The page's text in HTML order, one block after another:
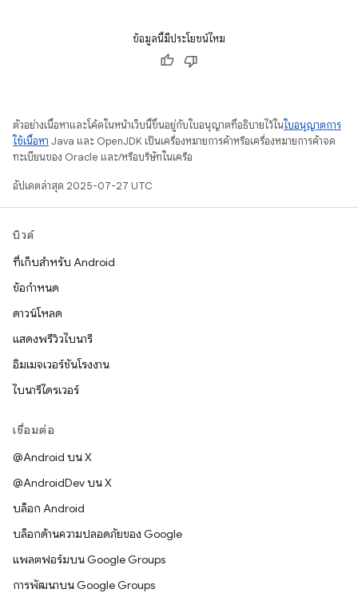
ข้อมูลนี้มีประโยชน์ไหม
ตัวอย่างเนื้อหาและโค้ดในหน้าเว็บนี้ขึ้นอยู่กับใบอนุญาตที่อธิบายไว้ในใบอนุญาตการ
ใช้เนื้อหา Java และ OpenJDK เป็นเครื่องหมายการค้าหรือเครื่องหมายการค้าจด
ทะเบียนของ Oracle และ/หรือบริษัทในเครือ
อัปเดตล่าสุด 2025-07-27 UTC
บิวด์
ที่เก็บสำหรับ Android
ข้อกำหนด
ดาวน์โหลด
แสดงพรีวิวไบนารี
อิมเมจเวอร์ชันโรงงาน
ไบนารีไดรเวอร์
เชื่อมต่อ
@Android บน X
@AndroidDev บน X
บล็อก Android
บล็อกด้านความปลอดภัยของ Google
แพลตฟอร์มบน Google Groups
การพัฒนาบน Google Groups